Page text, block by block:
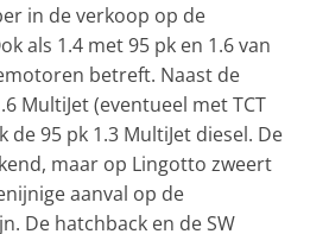
in de verkoop op de
als 1.4 met 95 pk en 1.6 van
betreft. Naast de
MultiJet (eventueel met TCT
95 pk 1.3 MultiJet diesel. De
maar op Lingotto zweert
aanval op de
De hatchback en de SW